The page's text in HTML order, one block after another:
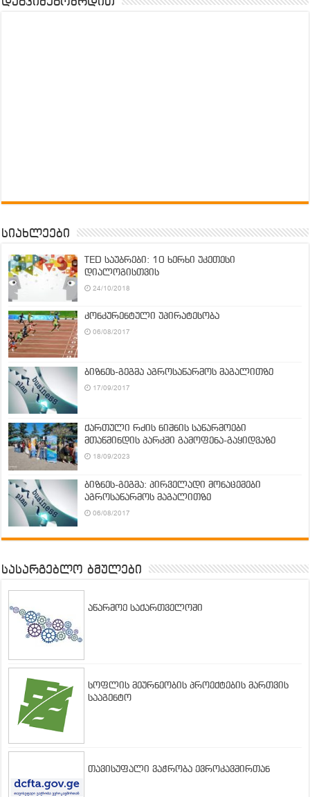
სიახლეები
TED საუბრები: 10 ხერხი უკეთესი
დიალოგისთვის
24/10/2018
კონკურენტული უპირატესობა
06/08/2017
ბიზნეს-გეგმა აგროსაწარმოს მაგალითზე
17/09/2017
ქართული რძის ნიშნის საწარმოები
მთაწმინდის პარკში გამოფენა-გაყიდვაზე
18/09/2023
ბიზნეს-გეგმა: პირველადი მონაცემები
აგროსაწარმოს მაგალითზე
06/08/2017
სასარგებლო ბმულები
აწარმოე საქართველოში
სოფლის მეურნეობის პროექტების მართვის
სააგენტო
თავისუფალი ვაჭრობა ევროკავშირთან